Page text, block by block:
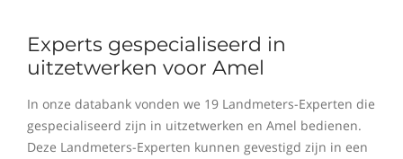
Experts gespecialiseerd in
uitzetwerken voor Amel
In onze databank vonden we 19 Landmeters-Experten die
gespecialiseerd zijn in uitzetwerken en Amel bedienen.
Deze Landmeters-Experten kunnen gevestigd zijn in een